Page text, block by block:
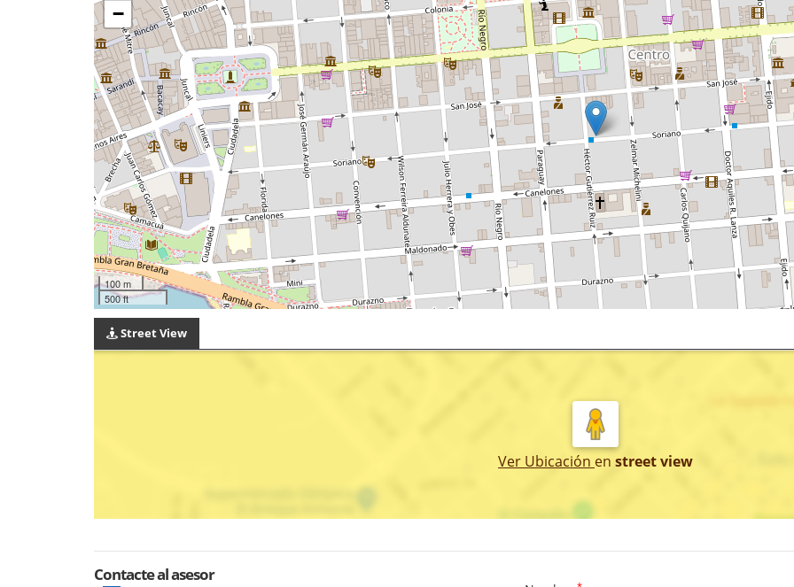
−
100 m
500 ft
Street View
Ver Ubicación en street view
Contacte al asesor